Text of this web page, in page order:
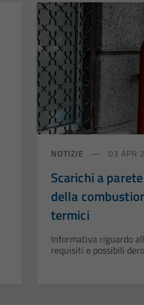
NOTIZIE 03 APR
Scarichi a
della
termici
Informativa riguardo
requisiti e possibili